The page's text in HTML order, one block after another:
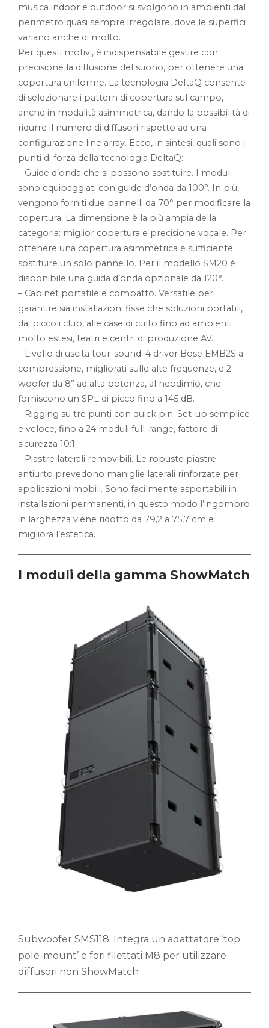
musica indoor e outdoor si svolgono in ambienti dal
perimetro quasi sempre irregolare, dove le superfici
variano anche di molto.
Per questi motivi, è indispensabile gestire con
precisione la diffusione del suono, per ottenere una
copertura uniforme. La tecnologia DeltaQ consente
di selezionare i pattern di copertura sul campo,
anche in modalità asimmetrica, dando la possibilità di
ridurre il numero di diffusori rispetto ad una
configurazione line array. Ecco, in sintesi, quali sono i
punti di forza della tecnologia DeltaQ:
– Guide d’onda che si possono sostituire. I moduli
sono equipaggiati con guide d’onda da 100°. In più,
vengono forniti due pannelli da 70° per modificare la
copertura. La dimensione è la più ampia della
categoria: miglior copertura e precisione vocale. Per
ottenere una copertura asimmetrica è sufficiente
sostituire un solo pannello. Per il modello SM20 è
disponibile una guida d’onda opzionale da 120°.
– Cabinet portatile e compatto. Versatile per
garantire sia installazioni fisse che soluzioni portatili,
dai piccoli club, alle case di culto fino ad ambienti
molto estesi, teatri e centri di produzione AV.
– Livello di uscita tour-sound. 4 driver Bose EMB2S a
compressione, migliorati sulle alte frequenze, e 2
woofer da 8” ad alta potenza, al neodimio, che
forniscono un SPL di picco fino a 145 dB.
– Rigging su tre punti con quick pin. Set-up semplice
e veloce, fino a 24 moduli full-range, fattore di
sicurezza 10:1.
– Piastre laterali removibili. Le robuste piastre
antiurto prevedono maniglie laterali rinforzate per
applicazioni mobili. Sono facilmente asportabili in
installazioni permanenti, in questo modo l’ingombro
in larghezza viene ridotto da 79,2 a 75,7 cm e
migliora l’estetica.
I moduli della gamma ShowMatch
Subwoofer SMS118. Integra un adattatore ‘top
pole-mount’ e fori filettati M8 per utilizzare
diffusori non ShowMatch